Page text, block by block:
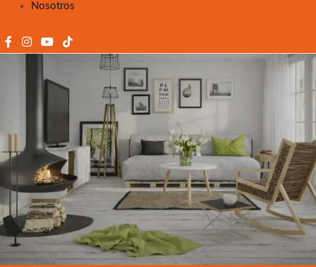
Nosotros